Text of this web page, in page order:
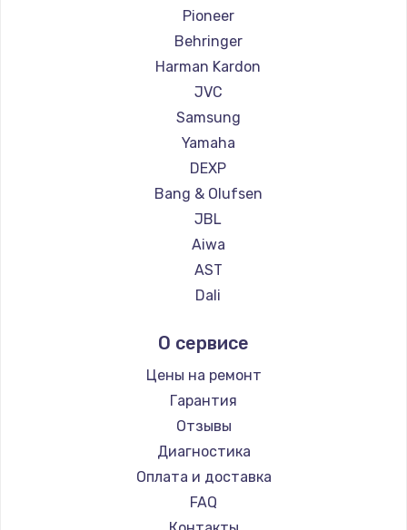
Pioneer
Behringer
Harman Kardon
JVC
Samsung
Yamaha
DEXP
Bang & Olufsen
JBL
Aiwa
AST
Dali
Supra
О сервисе
Цены на ремонт
Гарантия
Отзывы
Диагностика
Оплата и доставка
FAQ